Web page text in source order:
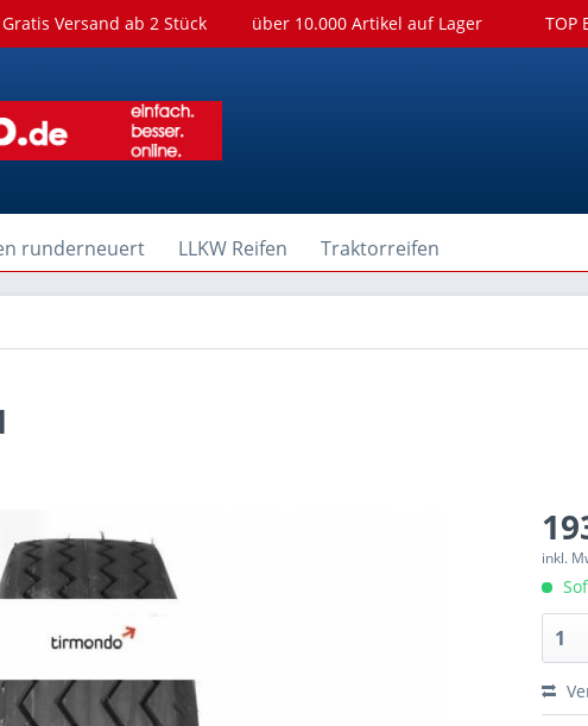
Gratis Versand ab 2 Stück über 10.000 Artikel auf Lager TOP
runderneuert LLKW Reifen Traktorreifen
inkl.